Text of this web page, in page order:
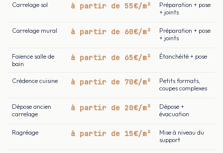
Carrelage sol à partir de 55€/m²
Préparation + pose
+ joints
Carrelage mural à partir de 60€/m²
Préparation + pose
+ joints
Faïence salle de
bain
à partir de 65€/m² Étanchéité + pose
Crédence cuisine à partir de 70€/m²
Petits formats,
coupes complexes
Dépose ancien
carrelage
à partir de 20€/m²
Dépose +
évacuation
Ragréage à partir de 15€/m²
Mise à niveau du
support